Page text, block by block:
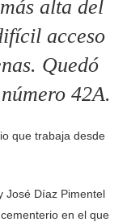
alta del
acceso
Quedó
42A.
que trabaja desde
José Díaz Pimentel
en el que